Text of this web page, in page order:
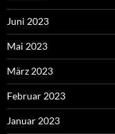
Juni 2023
Mai 2023
März 2023
Februar 2023
Januar 2023